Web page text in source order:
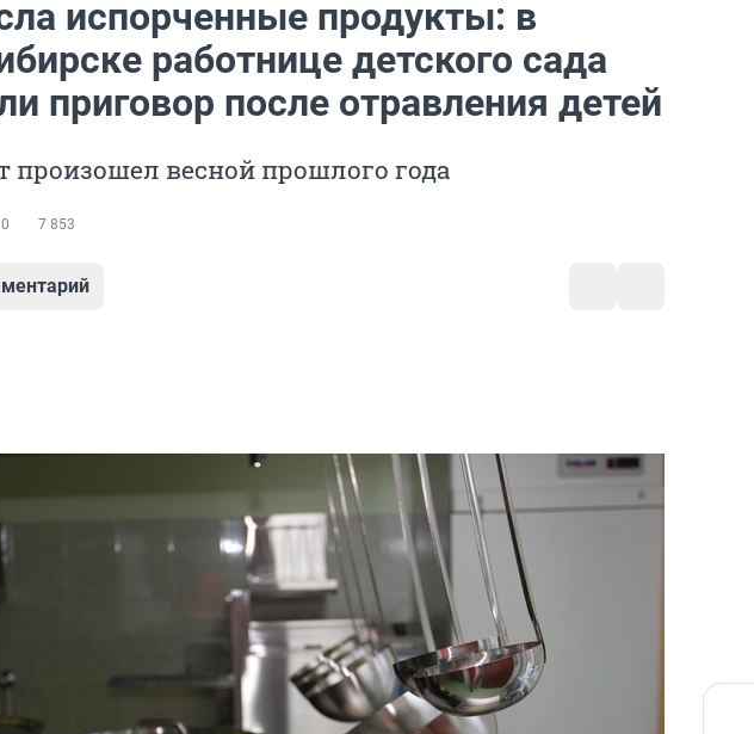
испорченные продукты: в
работнице детского сада
приговор после отравления детей
произошел весной прошлого года
7 853